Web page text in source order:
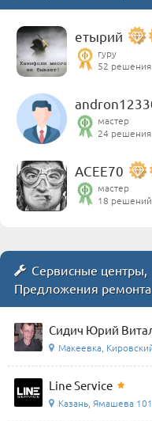
етырий
гуру
52 решения
мастер
24 решения
ACEE70
мастер
18 решений
Сервисные центры,
Предложения ремонта
Сидич Юрий
Макеевка,
Line Service
Казань, Ямашева 101